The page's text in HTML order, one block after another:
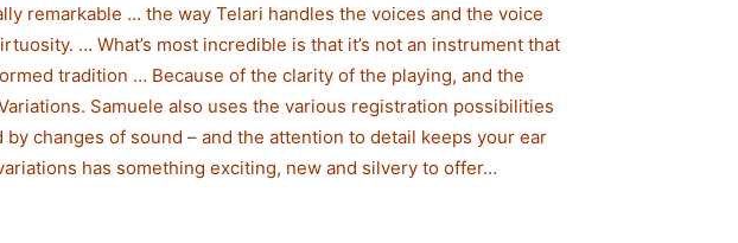
remarkable … the way Telari handles the voices and the voice
… What’s most incredible is that it’s not an instrument that
tradition … Because of the clarity of the playing, and the
Samuele also uses the various registration possibilities
changes of sound – and the attention to detail keeps your ear
has something exciting, new and silvery to offer…